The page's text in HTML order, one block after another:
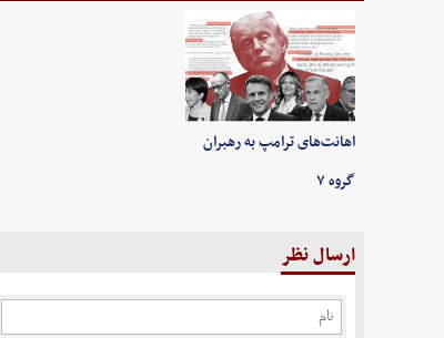
اهانت‌های ترامپ به رهبران
گروه ۷
ارسال نظر